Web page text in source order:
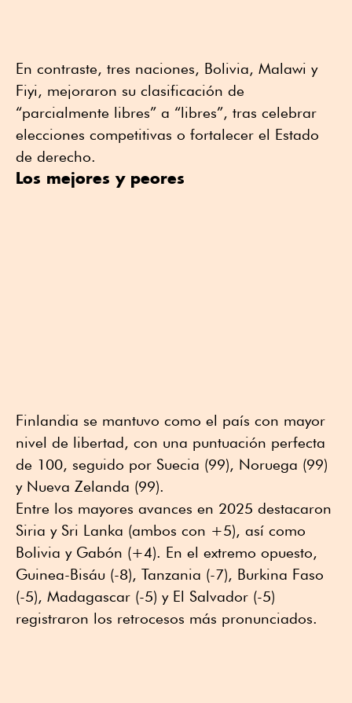
En contraste, tres naciones, Bolivia, Malawi y
Fiyi, mejoraron su clasificación de
“parcialmente libres” a “libres”, tras celebrar
elecciones competitivas o fortalecer el Estado
de derecho.
Los mejores y peores
Finlandia se mantuvo como el país con mayor
nivel de libertad, con una puntuación perfecta
de 100, seguido por Suecia (99), Noruega (99)
y Nueva Zelanda (99).
Entre los mayores avances en 2025 destacaron
Siria y Sri Lanka (ambos con +5), así como
Bolivia y Gabón (+4). En el extremo opuesto,
Guinea-Bisáu (-8), Tanzania (-7), Burkina Faso
(-5), Madagascar (-5) y El Salvador (-5)
registraron los retrocesos más pronunciados.